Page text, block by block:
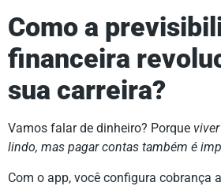
Como a
financeira
sua carreira?
Vamos falar de dinheiro? Porque
lindo, mas pagar contas também é
Com o app, você configura cobrança